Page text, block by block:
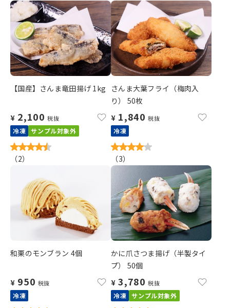
【国産】さんま竜田揚げ 1kg
¥ 2,100 税抜
冷凍 サンプル対象外
（2）
さんま大葉フライ（梅肉入
り） 50枚
¥ 1,840 税抜
冷凍
（3）
和栗のモンブラン 4個
¥ 950 税抜
冷凍
かに爪さつま揚げ（半製タイ
プ） 50個
¥ 3,780 税抜
冷凍 サンプル対象外